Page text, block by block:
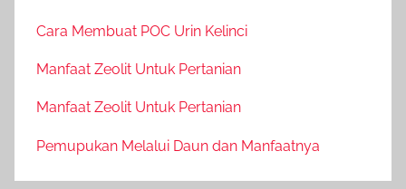
Cara Membuat POC Urin Kelinci
Manfaat Zeolit Untuk Pertanian
Manfaat Zeolit Untuk Pertanian
Pemupukan Melalui Daun dan Manfaatnya